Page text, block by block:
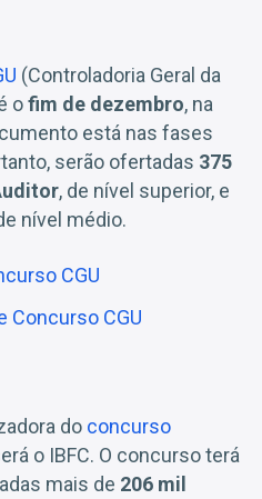
(Controladoria Geral da
ofim de dezembro, na
está nas fases
serão ofertadas 375
, de nível superior, e
nível médio.
CGU
Concurso CGU
do concurso
o IBFC. O concurso terá
mais de 206 mil